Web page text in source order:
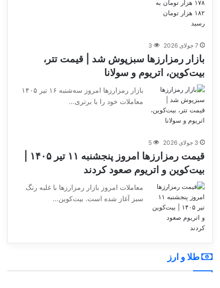
7 جولای 2026 3
بازار رمزارزها سبزپوش شد | قیمت تتر،
بیت‌کوین، اتریوم و سولانا
بازار رمزارزها امروز سه‌شنبه ۱۶ تیر ۱۴۰۵
معاملات خود را با برتری…
3 جولای 2026 5
بیت‌کوین و اتریوم صعود کردند
معاملات امروز بازار رمزارزها با غلبه رنگ
سبز آغاز شده است. بیت‌کوین…
طلا و ارز